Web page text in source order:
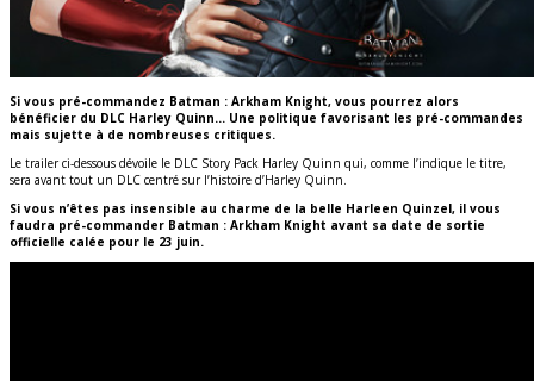
Si vous pré-commandez Batman : Arkham Knight, vous pourrez alors
bénéficier du DLC Harley Quinn… Une politique favorisant les pré-commandes
mais sujette à de nombreuses critiques.
Le trailer ci-dessous dévoile le DLC Story Pack Harley Quinn qui, comme l’indique le titre,
sera avant tout un DLC centré sur l’histoire d’Harley Quinn.
Si vous n’êtes pas insensible au charme de la belle Harleen Quinzel, il vous
faudra pré-commander Batman : Arkham Knight avant sa date de sortie
officielle calée pour le 23 juin.